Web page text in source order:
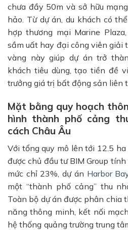
chưa đầy 50m và sở hữu
hảo. Từ dự án, du khách có
hợp thương mại Marine
sầm uất hay đại công viên giải
vàng này giúp dự án trở
khách tiêu dùng, tạo tiền đề
trưởng giá trị bất động sản liên
Mặt bằng quy hoạch
hình thành phố cảng
cách Châu Âu
Với tổng quy mô lên tới 12.5
được chủ đầu tư BIM Group
mức chỉ 23%, dự án Harbor
một “thành phố cảng” thu
Toàn bộ dự án được phân chia
năng thông minh, kết nối
hệ thống quảng trường trung